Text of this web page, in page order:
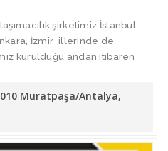
şirketimiz İstanbul
İzmir illerinde de
kurulduğu andan itibaren
Muratpaşa/Antalya,